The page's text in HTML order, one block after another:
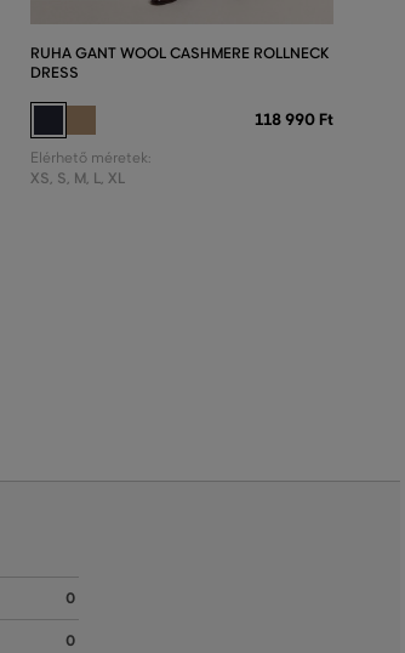
RUHA GANT WOOL CASHMERE ROLLNECK
DRESS
118 990 Ft
Elérhető méretek:
XS, S, M, L, XL
0
0